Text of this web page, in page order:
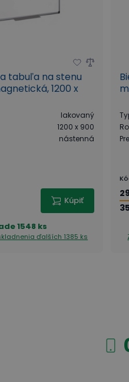
tabuľa na stenu
1200 x
lakovaný
1200 x 900
nástenná
Kúpiť
1548 ks
ďalších 1385 ks